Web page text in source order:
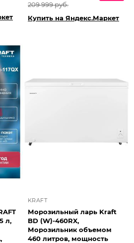
209 999 руб.
Купить на Яндекс.Маркет
л,
KRAFT
Морозильный ларь Kraft
BD (W)-460RX,
Морозильник объемом
460 литров, мощность